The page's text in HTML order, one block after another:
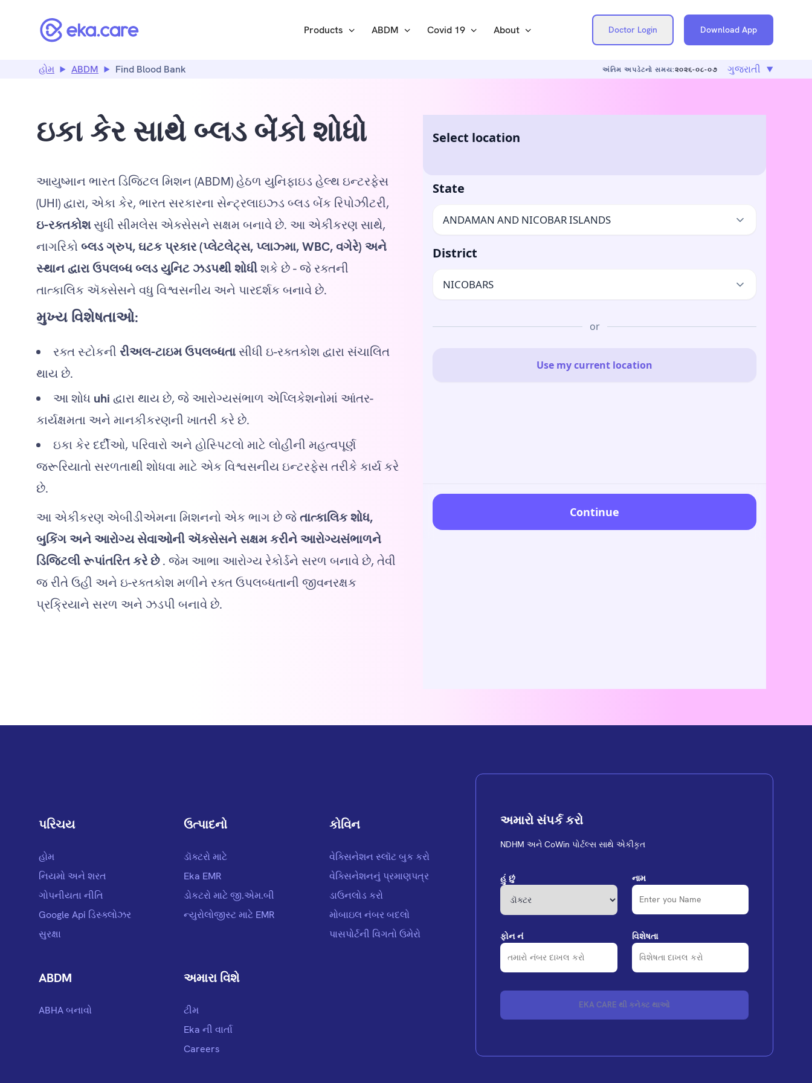
Products ABDM Covid 19 About Doctor Login Download App
હોમ ABDM Find Blood Bank અંતિમ અપડેટનો સમય:૨૦૨૬-૦૮-૦૭
ઇકા કેર સાથે બ્લડ બેંકો શોધો
આયુષ્માન ભારત ડિજિટલ મિશન (ABDM) હેઠળ યુનિફાઇડ હેલ્થ ઇન્ટરફેસ
(UHI) દ્વારા, એકા કેર, ભારત સરકારના સેન્ટ્રલાઇઝ્ડ બ્લડ બેંક રિપોઝીટરી,
ઇ-રક્તકોશસુધી સીમલેસ એક્સેસને સક્ષમ બનાવે છે. આ એકીકરણ સાથે,
નાગરિકો બ્લડ ગ્રુપ, ઘટક પ્રકાર (પ્લેટલેટ્સ, પ્લાઝ્મા, WBC, વગેરે) અને
સ્થાન દ્વારા ઉપલબ્ધ બ્લડ યુનિટ ઝડપથી શોધીશકે છે - જે રક્તની
તાત્કાલિક ઍક્સેસને વધુ વિશ્વસનીય અને પારદર્શક બનાવે છે.
મુખ્ય વિશેષતાઓ:
રક્ત સ્ટોકની રીઅલ-ટાઇમ ઉપલબ્ધતા સીધી ઇ-રક્તકોશ દ્વારા સંચાલિત
થાય છે.
આ શોધ uhi દ્વારા થાય છે, જે આરોગ્યસંભાળ એપ્લિકેશનોમાં આંતર-
કાર્યક્ષમતા અને માનકીકરણની ખાતરી કરે છે.
ઇકા કેર દર્દીઓ, પરિવારો અને હોસ્પિટલો માટે લોહીની મહત્વપૂર્ણ
જરૂરિયાતો સરળતાથી શોધવા માટે એક વિશ્વસનીય ઇન્ટરફેસ તરીકે કાર્ય કરે
છે.
આ એકીકરણ એબીડીએમના મિશનનો એક ભાગ છે જેતાત્કાલિક શોધ,
બુકિંગ અને આરોગ્ય સેવાઓની ઍક્સેસને સક્ષમ કરીને આરોગ્યસંભાળને
ડિજિટલી રૂપાંતરિત કરે છે. જેમ આભા આરોગ્ય રેકોર્ડને સરળ બનાવે છે, તેવી
જ રીતે ઉહી અને ઇ-રક્તકોશ મળીને રક્ત ઉપલબ્ધતાની જીવનરક્ષક
પ્રક્રિયાને સરળ અને ઝડપી બનાવે છે.
પરિચય
હોમ
નિયમો અને શરત
ગોપનીયતા નીતિ
Google Api ડિસ્ક્લોઝર
સુરક્ષા
ઉત્પાદનો
ડૉક્ટરો માટે
Eka EMR
ડોકટરો માટે જી.એમ.બી
ન્યુરોલોજીસ્ટ માટે EMR
કોવિન
વેક્સિનેશન સ્લૉટ બુક કરો
વેક્સિનેશનનું પ્રમાણપત્ર
ડાઉનલોડ કરો
મોબાઇલ નંબર બદલો
પાસપોર્ટની વિગતો ઉમેરો
ABDM
ABHA બનાવો
અમારા વિશે
ટીમ
Eka ની વાર્તા
Careers
અમારો સંપર્ક કરો
NDHM અને CoWin પોર્ટલ્સ સાથે એકીકૃત
હું છું નામ
ફોન નં વિશેષતા
EKA CARE થી કનેક્ટ થાઓ